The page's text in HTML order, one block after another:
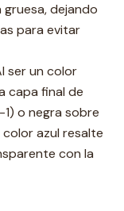
gruesa, dejando
para evitar
ser un color
capa final de
o negra sobre
azul resalte
con la